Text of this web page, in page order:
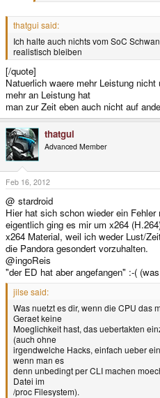
thatgui said:
Ich halte auch nichts vom SoC
realistisch bleiben
[/quote]
Natuerlich waere mehr Leistung
mehr an Leistung hat
man zur Zeit eben auch nicht auf
thatgui
Advanced Member
Feb 16, 2012
@ stardroid
Hier hat sich schon wieder ein
eigentlich ging es mir um x264
x264 Material, weil ich weder Lust/
die Pandora gesondert vorzuhalten.
@ingoReis
"der ED hat aber angefangen" :-(
jilse said:
Was nuetzt es dir, wenn die CPU das
Geraet keine
Moeglichkeit hast, das uebertakten
(auch ohne
irgendwelche Hacks, einfach ueber
wenn man es
denn unbedingt per CLI machen
Datei im
/proc Filesystem).